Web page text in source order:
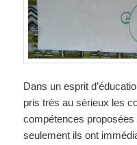
Dans un esprit
pris très au sérieux les
compétences
seulement ils ont